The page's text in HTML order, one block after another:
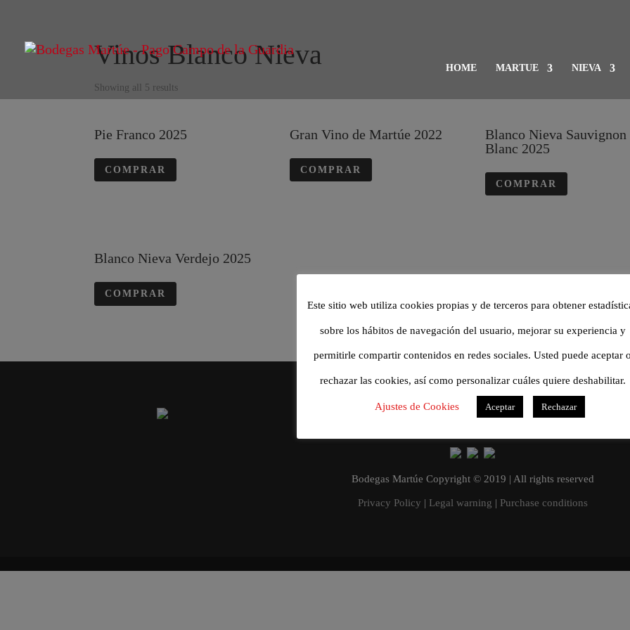
HOME MARTUE NIEVA
Vinos Blanco Nieva
Showing all 5 results
Pie Franco 2025
COMPRAR
Gran Vino de Martúe 2022
COMPRAR
Blanco Nieva Sauvignon
Blanc 2025
COMPRAR
Blanco Nieva Verdejo 2025
COMPRAR
Bodegas Martúe Copyright © 2019 | All rights reserved
Privacy Policy | Legal warning | Purchase conditions
Este sitio web utiliza cookies propias y de terceros para obtener
sobre los hábitos de navegación del usuario, mejorar su experiencia y
permitirle compartir contenidos en redes sociales. Usted puede aceptar
rechazar las cookies, así como personalizar cuáles quiere deshabilitar.
Ajustes de Cookies Aceptar Rechazar